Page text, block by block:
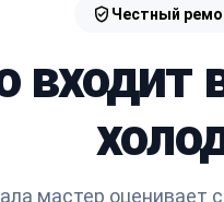
Честный
входит
мастер оценивает